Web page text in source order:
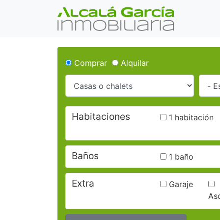
Comprar Alquilar
Habitaciones 1 habitación
Baños 1 baño
Extra
Garaje